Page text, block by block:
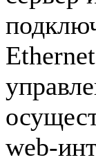
web-